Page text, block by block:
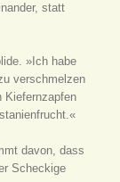
statt
»Ich habe
verschmelzen
Kiefernzapfen
davon, dass
Scheckige